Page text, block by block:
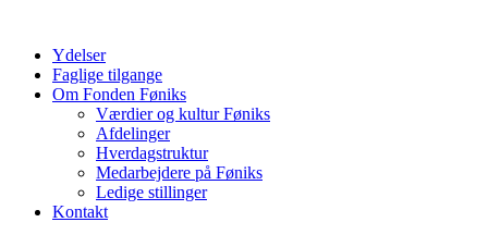
indholdYdelser
Faglige tilgange
Om Fonden Føniks
Værdier og kultur Føniks
Afdelinger
Hverdagstruktur
Medarbejdere på Føniks
Ledige stillinger
Kontakt